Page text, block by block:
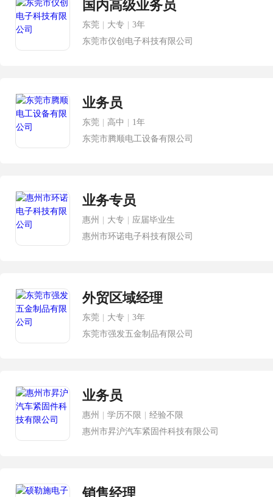
国内高级业务员
东莞 大专
3年
东莞市仪创电子科技有限公司
业务员
东莞 高中
1年
东莞市腾顺电工设备有限公司
业务专员
惠州 大专
应届毕业生
惠州市环诺电子科技有限公司
外贸区域经理
东莞 大专
3年
东莞市强发五金制品有限公司
业务员
惠州 学历不限
经验不限
惠州市昇沪汽车紧固件科技有限公司
销售经理